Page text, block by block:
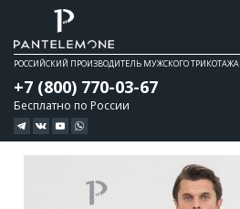
РОССИЙСКИЙ ПРОИЗВОДИТЕЛЬ МУЖСКОГО ТРИКОТАЖА
+7 (800) 770-03-67
Бесплатно по России